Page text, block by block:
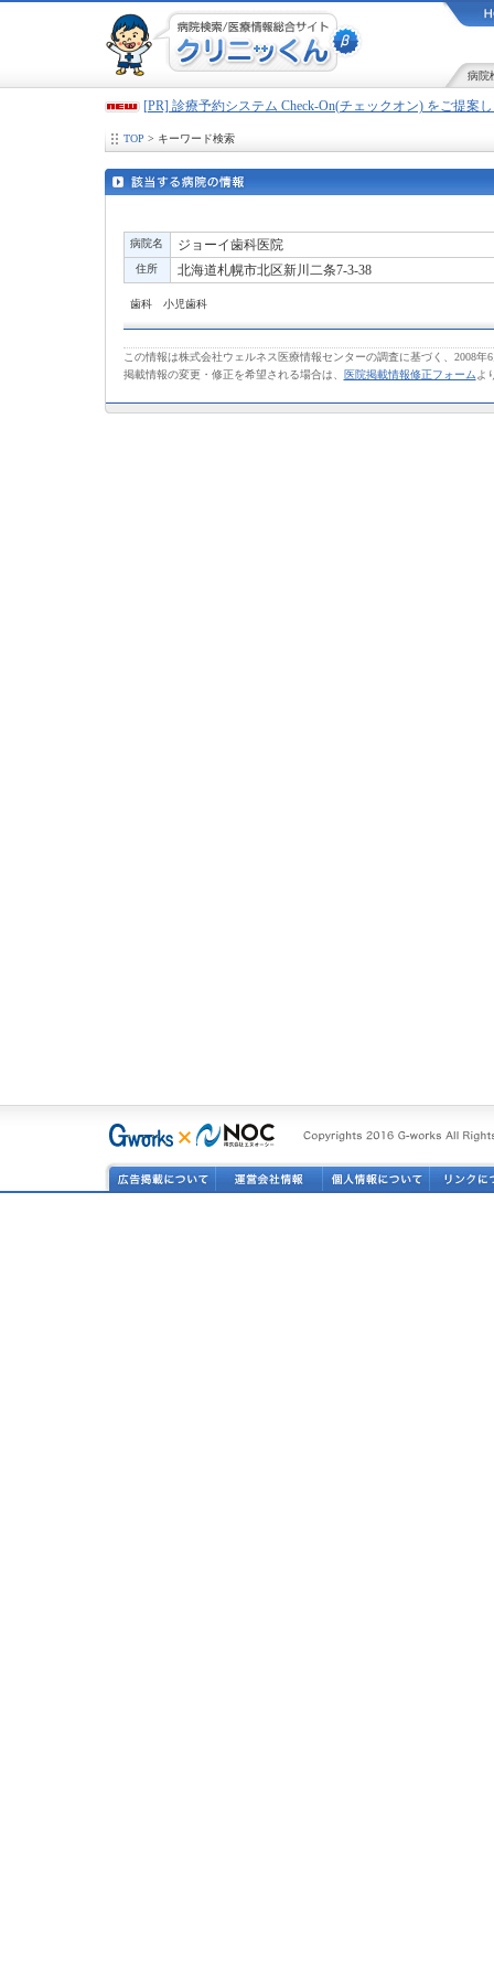
病院
[PR] 診療予約システム Check-On(チェックオン) をご提案
TOP > キーワード検索
病院名 ジョーイ歯科医院
住所 北海道札幌市北区新川二条7-3-38
歯科 小児歯科
この情報は株式会社ウェルネス医療情報センターの調査に基づく、2008年
掲載情報の変更・修正を希望される場合は、
医院掲載情報修正フォーム よ